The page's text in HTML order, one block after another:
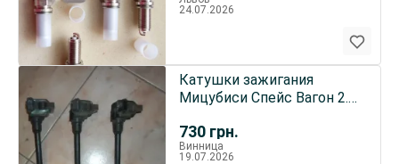
24.07.2026
730 грн.
Катушки зажигания
Мицубиси Спейс Вагон 2.4
Винница
19.07.2026